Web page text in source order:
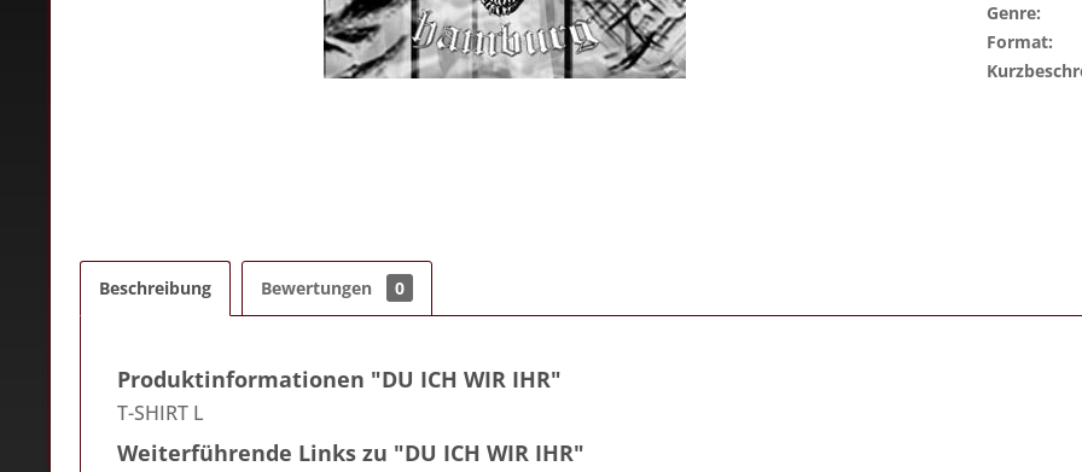
Genre:
Format:
Beschreibung Bewertungen 0
Produktinformationen "DU ICH WIR IHR"
T-SHIRT L
Weiterführende Links zu "DU ICH WIR IHR"